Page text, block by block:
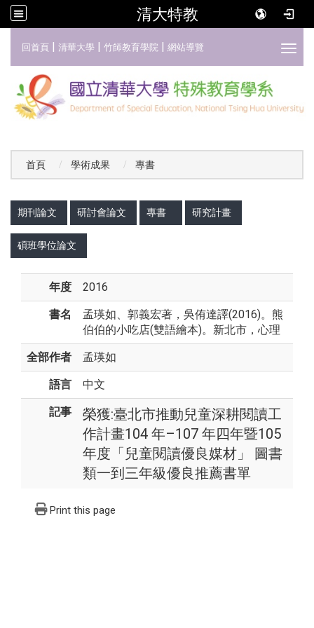
清大特教
回首頁 | 清華大學 | 竹師教育學院 | 網站導覽
首頁 學術成果 專書
期刊論文 研討會論文 專書 研究計畫
碩班學位論文
年度 2016
書名
孟瑛如、郭義宏著，吳侑達譯(2016)。熊
伯伯的小吃店(雙語繪本)。新北市，心理
全部作者 孟瑛如
語言 中文
記事
榮獲:臺北市推動兒童深耕閱讀工
作計畫104 年–107 年四年暨105
年度「兒童閱讀優良媒材」 圖書
類一到三年級優良推薦書單
Print this page